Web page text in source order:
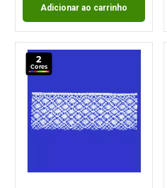
Adicionar ao carrinho
2
Cores